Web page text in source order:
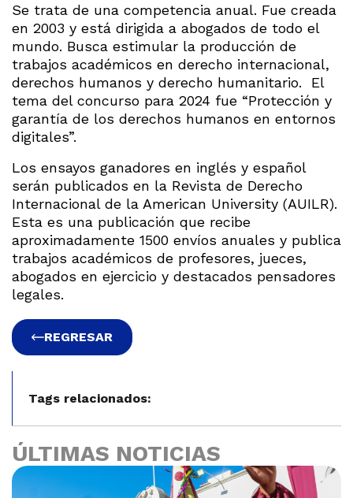
Se trata de una competencia anual. Fue creada
en 2003 y está dirigida a abogados de todo el
mundo. Busca estimular la producción de
trabajos académicos en derecho internacional,
derechos humanos y derecho humanitario. El
tema del concurso para 2024 fue “Protección y
garantía de los derechos humanos en entornos
digitales”.
Los ensayos ganadores en inglés y español
serán publicados en la Revista de Derecho
Internacional de la American University (AUILR).
Esta es una publicación que recibe
aproximadamente 1500 envíos anuales y publica
trabajos académicos de profesores, jueces,
abogados en ejercicio y destacados pensadores
legales.
REGRESAR
Tags relacionados:
ÚLTIMAS NOTICIAS